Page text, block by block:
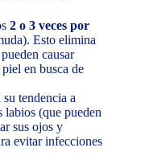
2 o 3 veces por
Esto elimina
causar
en busca de
tendencia a
labios (que pueden
sus ojos y
evitar infecciones